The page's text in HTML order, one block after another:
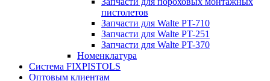
пистолетов
Запчасти для Walte PT-710
Запчасти для Walte PT-251
Запчасти для Walte PT-370
Номенклатура
Система FIXPISTOLS
Оптовым клиентам